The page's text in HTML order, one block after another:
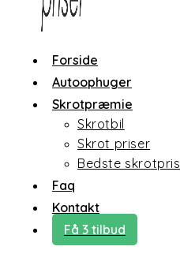
Forside
Autoophuger
Skrotpræmie
Skrotbil
Skrot priser
Bedste skrotpris
Faq
Kontakt
Få 3 tilbud